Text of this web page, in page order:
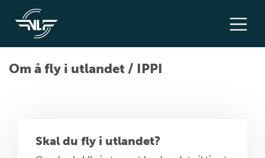
Om å fly i utlandet / IPPI
Skal du fly i utlandet?